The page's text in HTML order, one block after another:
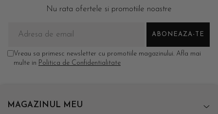
Nu rata ofertele si promotiile noastre
Vreau sa primesc newsletter cu promotiile magazinului. Afla mai
multe in Politica de Confidentialitate
MAGAZINUL MEU